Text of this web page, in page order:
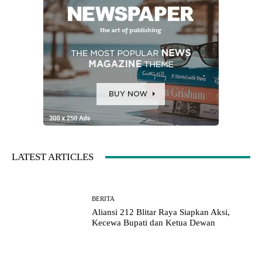
LATEST ARTICLES
BERITA
Aliansi 212 Blitar Raya Siapkan Aksi,
Kecewa Bupati dan Ketua Dewan